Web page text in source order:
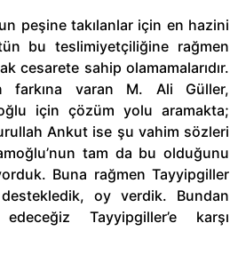
peşine takılanlar için en hazini
bu teslimiyetçiliğine rağmen
cesarete sahip olamamalarıdır.
farkına varan M. Ali Güller,
için çözüm yolu aramakta;
Ankut ise şu vahim sözleri
tam da bu olduğunu
Buna rağmen Tayyipgiller
oy verdik. Bundan
Tayyipgiller’e karşı